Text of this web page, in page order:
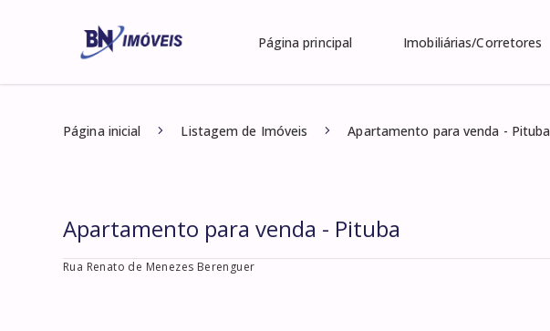
Página principal Imobiliárias/Corretores
Página inicial Listagem de Imóveis Apartamento para venda - Pituba
Apartamento para venda - Pituba
Rua Renato de Menezes Berenguer